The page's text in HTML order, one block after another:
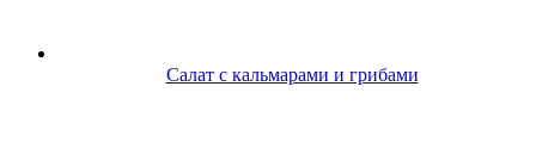
Салат с кальмарами и грибами